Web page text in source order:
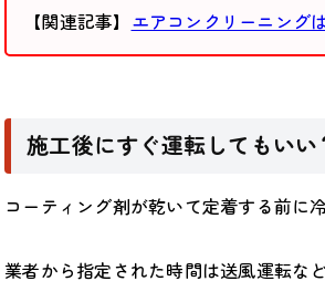
【関連記事】 エアコンクリーニング
施工後にすぐ運転してもいい
コーティング剤が乾いて定着する前に
業者から指定された時間は送風運転な